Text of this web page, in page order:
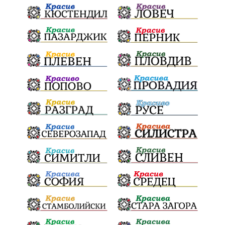
Негодна за пиене вода във Варненско
цялостно обновяване Музеъ на мозайките
и прилежащия парк в Девня
Гражданска инициатива „Парад на гордостта“
по спортна гимнастика 2026 Православие
новия ферибот вече е готов Нов етап
неонатален скрининг Априлското въстание